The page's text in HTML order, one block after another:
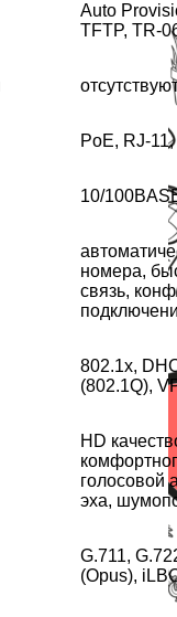
Auto
TFTP, TR-
PoE, RJ-
10/
номера,
связь,
802.1x,
(802.1Q),
HD
голосовой
эха,
G.711,
(Opus),